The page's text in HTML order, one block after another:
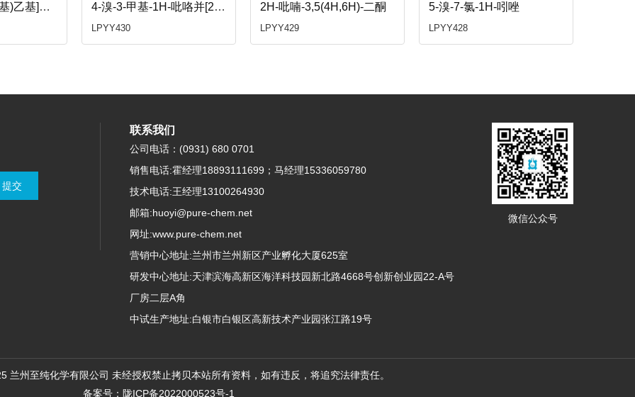
N-[4-[2-(Boc-氨基)乙基]苄基]戊-4-烯-1-胺 4-溴-3-甲基-1H-吡咯并[2,3-b]吡啶
LPYY430
2H-吡喃-3,5(4H,6H)-二酮
LPYY429
5-溴-7-氯-1H-吲唑
LPYY428
联系我们
公司电话：(0931) 680 0701
销售电话:霍经理18893111699；马经理15336059780
技术电话:王经理13100264930
邮箱:huoyi@pure-chem.net
网址:www.pure-chem.net
营销中心地址:兰州市兰州新区产业孵化大厦625室
研发中心地址:天津滨海高新区海洋科技园新北路4668号创新创业园22-A号
厂房二层A角
中试生产地址:白银市白银区高新技术产业园张江路19号
微信公众号
兰州至纯化学有限公司 未经授权禁止拷贝本站所有资料，如有违反，将追究法律责任。
备案号：陇ICP备2022000523号-1